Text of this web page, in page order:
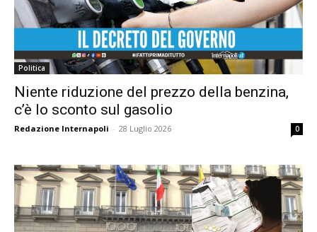
Politica
Niente riduzione del prezzo della benzina,
c’è lo sconto sul gasolio
Redazione Internapoli - 28 Luglio 2026 0